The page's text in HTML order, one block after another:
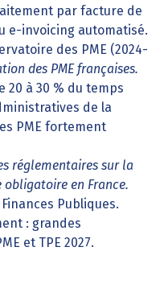
par facture de
e-invoicing automatisé.
des PME (2024-
des PME françaises.
20 à 30 % du temps
de la
PME fortement
réglementaires sur la
en France.
Publiques.
: grandes
et TPE 2027.